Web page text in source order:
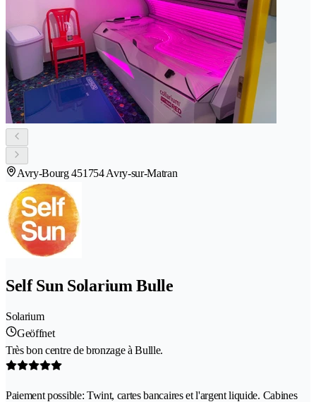
Avry-Bourg 451754 Avry-sur-Matran
Self Sun Solarium Bulle
Solarium
Geöffnet
Très bon centre de bronzage à Bullle.
Paiement possible: Twint, cartes bancaires et l'argent liquide. Cabines